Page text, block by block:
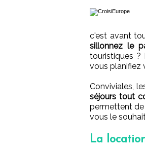
c'est avant
sillonnez le
touristiques ?
vous planifiez
Conviviales,
séjours tout
permettent
vous le
La